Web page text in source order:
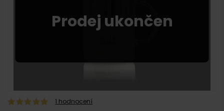
1 hodnocení